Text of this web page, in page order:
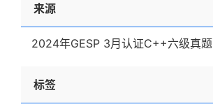
10^5
来源
2024年GESP 3月认证C++六级真题
标签